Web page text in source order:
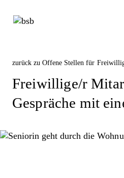
zurück zu Offene Stellen für
Freiwillige/r
Gespräche mit